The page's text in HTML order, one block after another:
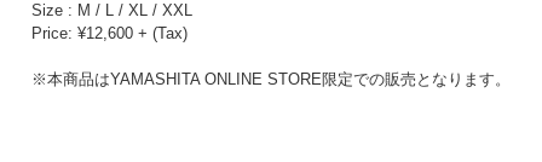
Size : M / L / XL / XXL
Price: ¥12,600 + (Tax)
※本商品はYAMASHITA ONLINE STORE限定での販売となります。